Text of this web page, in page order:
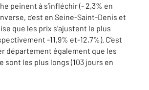
peinent à s’infléchir (- 2,3% en
c’est en Seine-Saint-Denis et
que les prix s’ajustent le plus
-11,9% et-12,7%). C’est
département également que les
sont les plus longs (103 jours en